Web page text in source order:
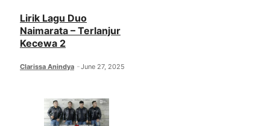
Lirik Lagu Duo
Naimarata – Terlanjur
Kecewa 2
Clarissa Anindya June 27, 2025